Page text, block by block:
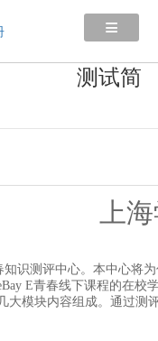
≡
测试简
上
识测评中心。本中心将
E青春线下课程的在校
大模块内容组成。通过测